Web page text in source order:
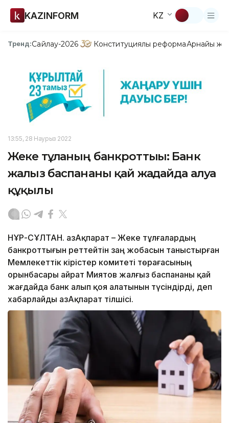
KAZINFORM KZ
Тренд:Сайлау-2026 Конституциялық реформаАрнайы
13:55, 28 Наурыз 2022
Жеке тұлғаның банкроттығы: Банк
жалғыз баспананы қай жағдайда алуға
құқылы
НҰР-СҰЛТАН. ҚазАқпарат – Жеке тұлғалардың
банкроттығын реттейтін заң жобасын таныстырған
Мемлекеттік кірістер комитеті төрағасының
орынбасары Қайрат Миятов жалғыз баспананы қай
жағдайда банк алып қоя алатынын түсіндірді, деп
хабарлайды ҚазАқпарат тілшісі.